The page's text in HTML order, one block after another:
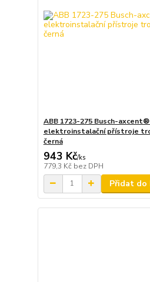
ABB 1723-275 Busch-
elektroinstalační přístroje
černá
943 Kč/ks
779,3 Kč bez DPH
Přidat do